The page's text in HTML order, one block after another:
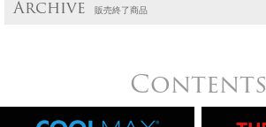
Archive 販売終了商品
Contents